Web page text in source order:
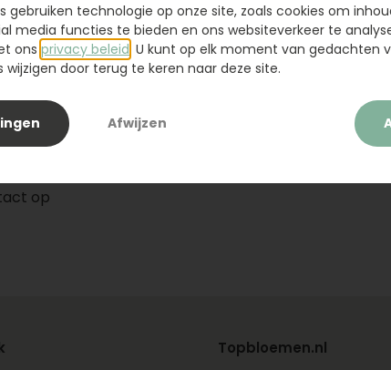
rozen
een
op
Topbloemen.nl
gebruiken technologie op onze site, zoals cookies om
media functies te bieden en ons websiteverkeer te
ons privacy beleid . U kunt op elk moment van gedachten
door terug te keren naar deze site.
Afwijzen